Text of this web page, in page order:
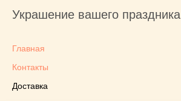
Украшение вашего праздника
Главная
Контакты
Доставка